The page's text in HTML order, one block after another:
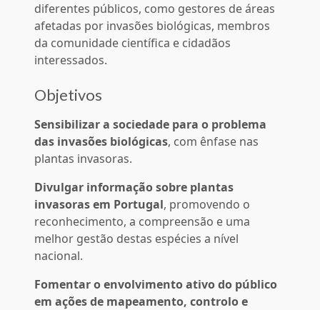
diferentes públicos, como gestores de áreas
afetadas por invasões biológicas, membros
da comunidade científica e cidadãos
interessados.
Objetivos
Sensibilizar a sociedade para o problema
das invasões biológicas, com ênfase nas
plantas invasoras.
Divulgar informação sobre plantas
invasoras em Portugal, promovendo o
reconhecimento, a compreensão e uma
melhor gestão destas espécies a nível
nacional.
Fomentar o envolvimento ativo do público
em ações de mapeamento, controlo e